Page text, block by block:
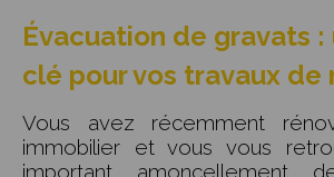
Évacuation de gravats :
clé pour vos travaux de
Vous avez récemment
immobilier et vous vous
important amoncellement